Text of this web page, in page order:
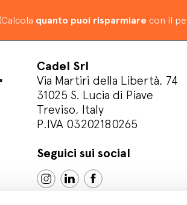
Calcola quanto puoi risparmiare con il
Cadel Srl
Via Martiri della Libertà, 74
31025 S. Lucia di Piave
Treviso, Italy
P.IVA 03202180265
Seguici sui social